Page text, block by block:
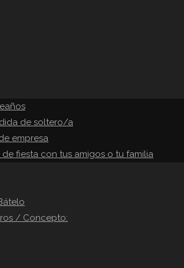
de soltero/a
empresa
de fiesta con tus amigos o tu familia
/ Concepto: